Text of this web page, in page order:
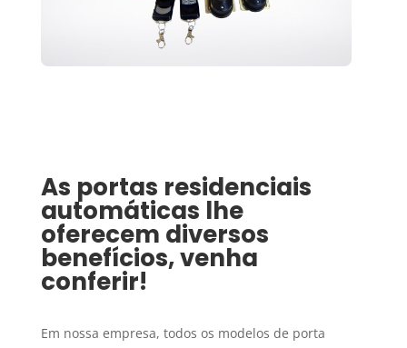
As portas residenciais
automáticas lhe
oferecem diversos
benefícios, venha
conferir!
Em nossa empresa, todos os modelos de porta